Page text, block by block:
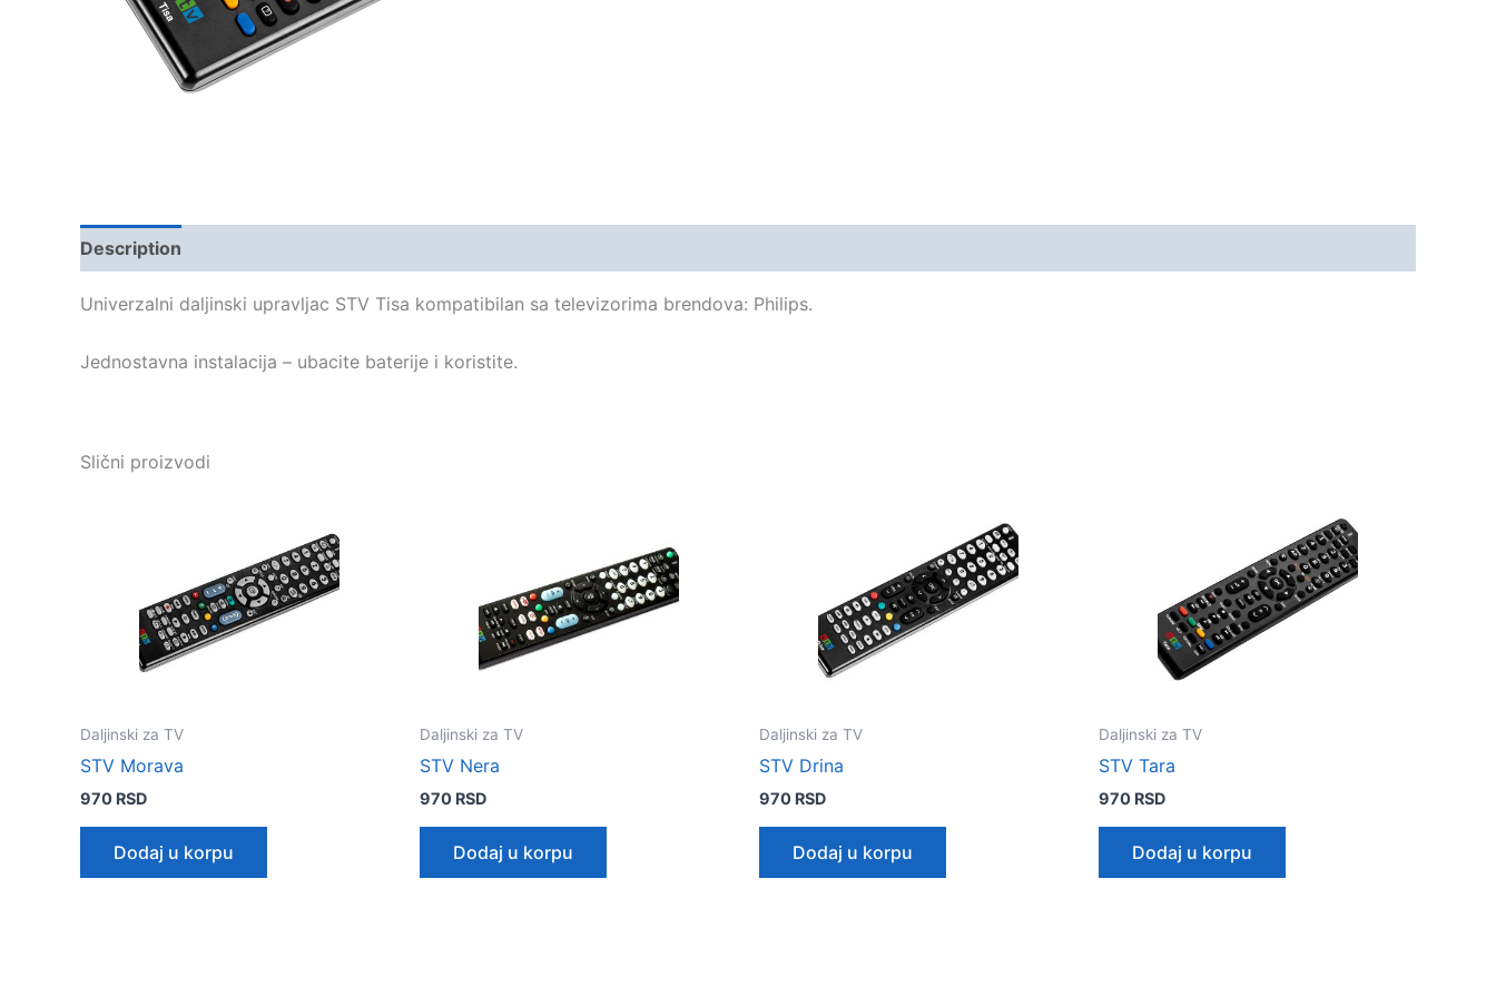
Description
Univerzalni daljinski upravljac STV Tisa kompatibilan sa televizorima brendova: Philips.
Jednostavna instalacija – ubacite baterije i koristite.
Slični proizvodi
Daljinski za TV
STV Morava
970 RSD
Dodaj u korpu
Daljinski za TV
STV Nera
970 RSD
Dodaj u korpu
Daljinski za TV
STV Drina
970 RSD
Dodaj u korpu
Daljinski za TV
STV Tara
970 RSD
Dodaj u korpu